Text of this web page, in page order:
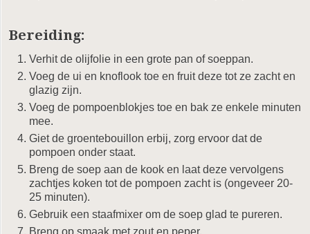
Bereiding:
Verhit de olijfolie in een grote pan of soeppan.
Voeg de ui en knoflook toe en fruit deze tot ze zacht en
glazig zijn.
Voeg de pompoenblokjes toe en bak ze enkele minuten
mee.
Giet de groentebouillon erbij, zorg ervoor dat de
pompoen onder staat.
Breng de soep aan de kook en laat deze vervolgens
zachtjes koken tot de pompoen zacht is (ongeveer 20-
25 minuten).
Gebruik een staafmixer om de soep glad te pureren.
Breng op smaak met zout en peper.